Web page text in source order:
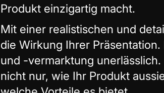
Produkt einzigartig macht.
Mit einer realistischen und
die Wirkung Ihrer
und -vermarktung
nicht nur, wie Ihr Produkt